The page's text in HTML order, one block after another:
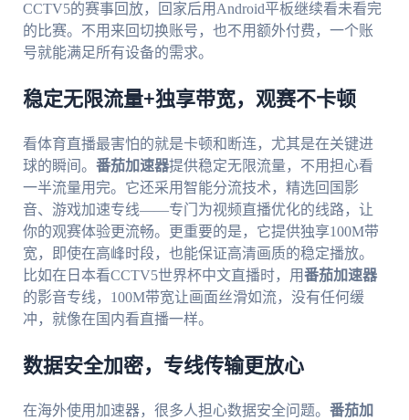
CCTV5的赛事回放，回家后用Android平板继续看未看完
的比赛。不用来回切换账号，也不用额外付费，一个账
号就能满足所有设备的需求。
稳定无限流量+独享带宽，观赛不卡顿
看体育直播最害怕的就是卡顿和断连，尤其是在关键进
球的瞬间。 番茄加速器提供稳定无限流量，不用担心看
一半流量用完。它还采用智能分流技术，精选回国影
音、游戏加速专线——专门为视频直播优化的线路，让
你的观赛体验更流畅。更重要的是，它提供独享100M带
宽，即使在高峰时段，也能保证高清画质的稳定播放。
比如在日本看CCTV5世界杯中文直播时，用番茄加速器
的影音专线，100M带宽让画面丝滑如流，没有任何缓
冲，就像在国内看直播一样。
数据安全加密，专线传输更放心
在海外使用加速器，很多人担心数据安全问题。 番茄加